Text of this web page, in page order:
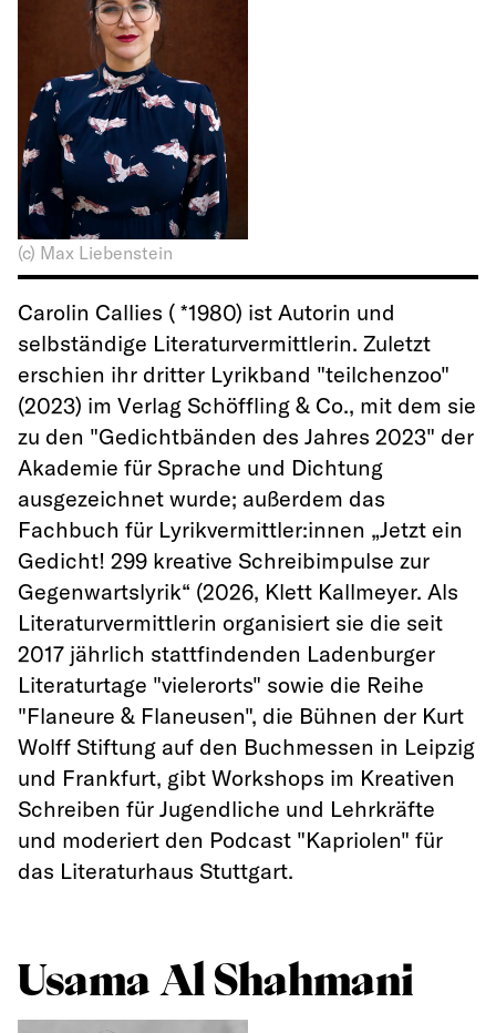
(c) Max Liebenstein
Carolin Callies ( *1980) ist Autorin und
selbständige Literaturvermittlerin. Zuletzt
erschien ihr dritter Lyrikband "teilchenzoo"
(2023) im Verlag Schöffling & Co., mit dem sie
zu den "Gedichtbänden des Jahres 2023" der
Akademie für Sprache und Dichtung
ausgezeichnet wurde; außerdem das
Fachbuch für Lyrikvermittler:innen „Jetzt ein
Gedicht! 299 kreative Schreibimpulse zur
Gegenwartslyrik“ (2026, Klett Kallmeyer. Als
Literaturvermittlerin organisiert sie die seit
2017 jährlich stattfindenden Ladenburger
Literaturtage "vielerorts" sowie die Reihe
"Flaneure & Flaneusen", die Bühnen der Kurt
Wolff Stiftung auf den Buchmessen in Leipzig
und Frankfurt, gibt Workshops im Kreativen
Schreiben für Jugendliche und Lehrkräfte
und moderiert den Podcast "Kapriolen" für
das Literaturhaus Stuttgart.
Usama Al Shahmani